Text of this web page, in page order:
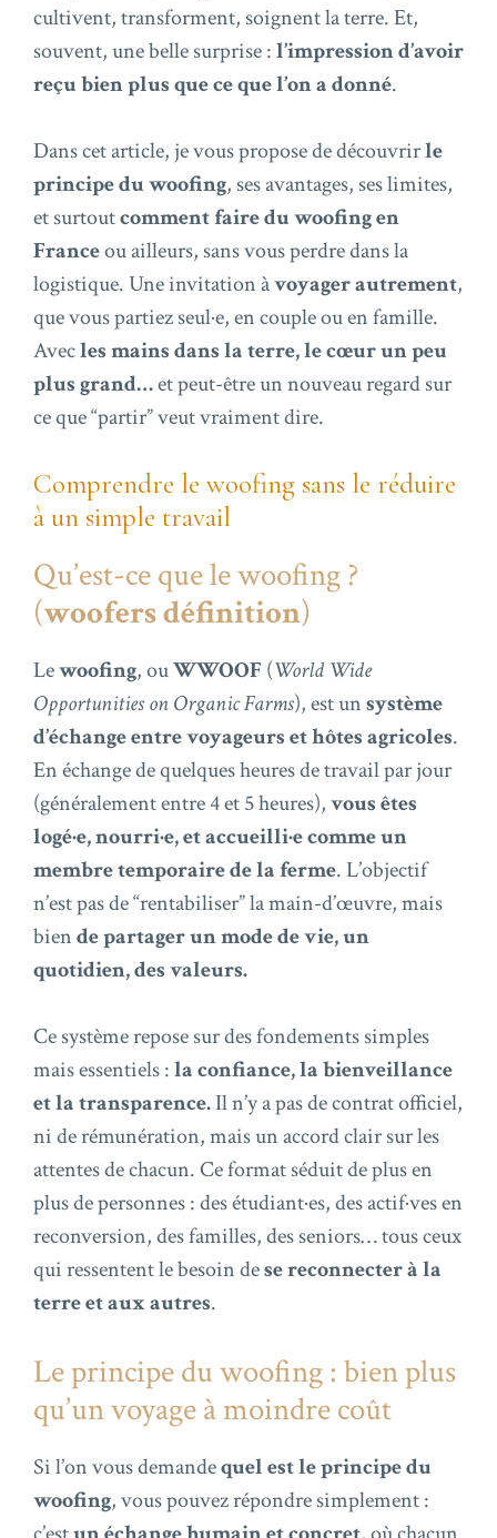
cultivent, transforment, soignent la terre. Et,
souvent, une belle surprise :l’impression d’avoir
reçu bien plus que ce que l’on a donné.
Dans cet article, je vous propose de découvrirle
principe du woofing, ses avantages, ses limites,
et surtoutcomment faire du woofing en
Franceou ailleurs, sans vous perdre dans la
logistique. Une invitation àvoyager autrement,
que vous partiez seul·e, en couple ou en famille.
Avecles mains dans la terre, le cœur un peu
plus grand…et peut-être un nouveau regard sur
ce que “partir” veut vraiment dire.
Comprendre le woofing sans le réduire
à un simple travail
Qu’est-ce que le woofing ?
(woofers définition)
Lewoofing, ouWWOOF(World Wide
Opportunities on Organic Farms), est unsystème
d’échange entre voyageurs et hôtes agricoles.
En échange de quelques heures de travail par jour
(généralement entre 4 et 5 heures),vous êtes
logé·e, nourri·e, et accueilli·e comme un
membre temporaire de la ferme. L’objectif
n’est pas de “rentabiliser” la main-d’œuvre, mais
biende partager un mode de vie, un
quotidien, des valeurs.
Ce système repose sur des fondements simples
mais essentiels :la confiance, la bienveillance
et la transparence.Il n’y a pas de contrat officiel,
ni de rémunération, mais un accord clair sur les
attentes de chacun. Ce format séduit de plus en
plus de personnes : des étudiant·es, des actif·ves en
reconversion, des familles, des seniors… tous ceux
qui ressentent le besoin dese reconnecter à la
terre et aux autres.
Le principe du woofing : bien plus
qu’un voyage à moindre coût
Si l’on vous demandequel est le principe du
woofing, vous pouvez répondre simplement :